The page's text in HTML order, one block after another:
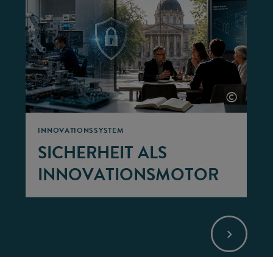
INNOVATIONSSYSTEM
SICHERHEIT ALS
INNOVATIONSMOTOR
©